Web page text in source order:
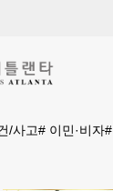
/사고# 이민·비자#